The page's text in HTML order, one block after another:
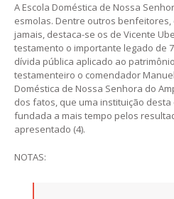
A Escola Doméstica de Nossa
esmolas. Dentre outros
jamais, destaca-se os de Vicente
testamento o importante legado de
dívida pública aplicado ao
testamenteiro o comendador
Doméstica de Nossa Senhora do
dos fatos, que uma instituição
fundada a mais tempo pelos
apresentado (4).
NOTAS: